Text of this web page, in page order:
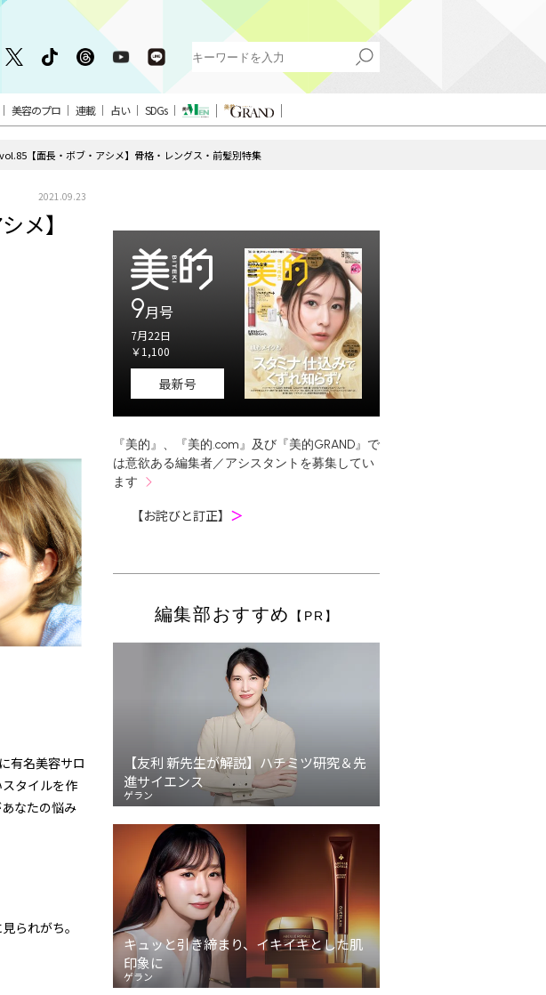
美容のプロ 連載 占い SDGs
【面長・ボブ・アシメ】骨格・レングス・前髪別特集
2021.09.23
メ】
有名美容サロ
タイルを作
なたの悩み
られがち。
9月号
7月22日
￥1,100
最新号
『美的』、『美的.com』及び『美的GRAND』で
は意欲ある編集者／アシスタントを募集してい
ます
【お詫びと訂正】 ＞
編集部おすすめ 【PR】
【友利 新先生が解説】ハチミツ研究＆先
進サイエンス
ゲラン
キュッと引き締まり、イキイキとした肌
印象に
ゲラン